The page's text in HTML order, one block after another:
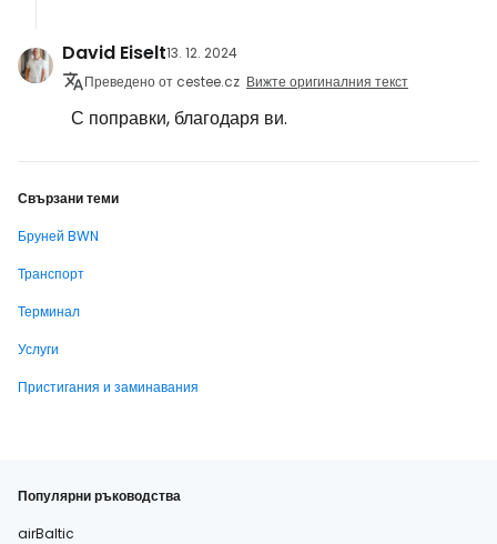
David Eiselt13. 12. 2024
Преведено от cestee.cz Вижте оригиналния текст
С поправки, благодаря ви.
Свързани теми
Бруней BWN
Транспорт
Терминал
Услуги
Пристигания и заминавания
Популярни ръководства
airBaltic